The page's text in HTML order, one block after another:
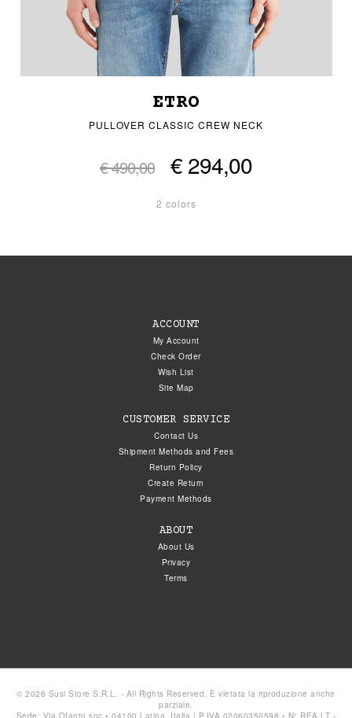
ETRO
PULLOVER CLASSIC CREW NECK
€ 490,00 € 294,00
2 colors
ACCOUNT
My Account
Check Order
Wish List
Site Map
CUSTOMER SERVICE
Contact Us
Shipment Methods and Fees
Return Policy
Create Return
Payment Methods
ABOUT
About Us
Privacy
Terms
© 2026 Susi Store S.R.L. - All Rights Reserved. È vietata la riproduzione anche
parziale.